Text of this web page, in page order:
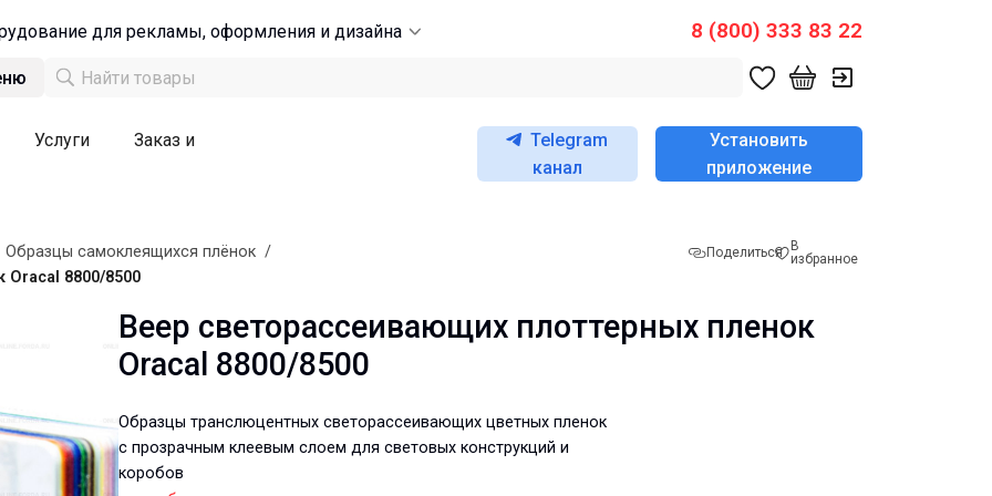
для рекламы, оформления и дизайна 8 (800) 333 83 22
Услуги Заказ и
Telegram
канал
Установить
приложение
Поделиться
В
избранное
Образцы самоклеящихся плёнок /
8800/8500
Веер светорассеивающих плоттерных пленок
Oracal 8800/8500
Образцы транслюцентных светорассеивающих цветных пленок
с прозрачным клеевым слоем для световых конструкций и
коробов